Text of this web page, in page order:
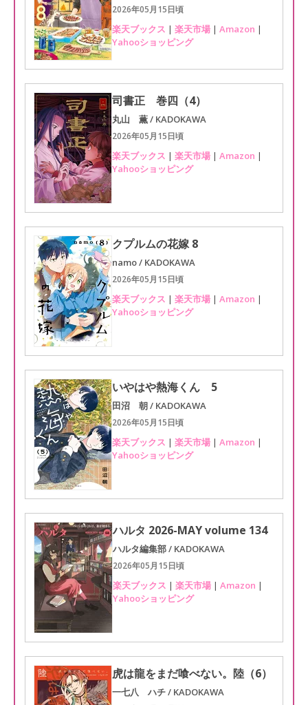
2026年05月15日頃
楽天ブックス | 楽天市場 | Amazon |
Yahooショッピング
司書正 巻四（4）
丸山 薫 / KADOKAWA
2026年05月15日頃
楽天ブックス | 楽天市場 | Amazon |
Yahooショッピング
クプルムの花嫁 8
namo / KADOKAWA
2026年05月15日頃
楽天ブックス | 楽天市場 | Amazon |
Yahooショッピング
いやはや熱海くん 5
田沼 朝 / KADOKAWA
2026年05月15日頃
楽天ブックス | 楽天市場 | Amazon |
Yahooショッピング
ハルタ 2026-MAY volume 134
ハルタ編集部 / KADOKAWA
2026年05月15日頃
楽天ブックス | 楽天市場 | Amazon |
Yahooショッピング
虎は龍をまだ喰べない。陸（6）
一七八 ハチ / KADOKAWA